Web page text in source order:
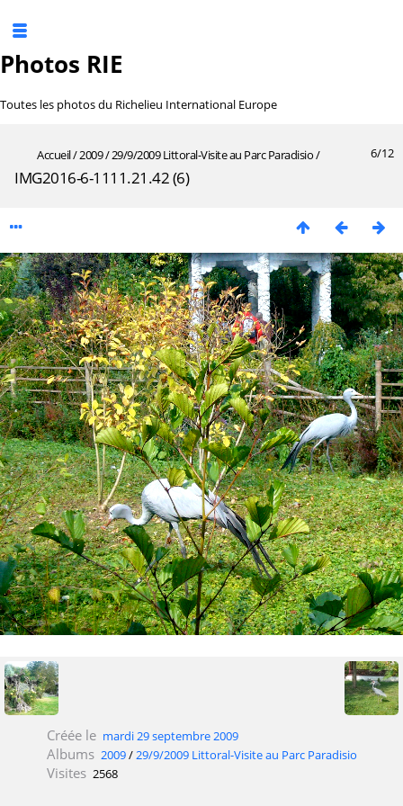
Photos RIE
Toutes les photos du Richelieu International Europe
6/12
Accueil/2009/29/9/2009 Littoral-Visite au Parc Paradisio/
IMG2016-6-1111.21.42 (6)
Créée le mardi 29 septembre 2009
Albums 2009/29/9/2009 Littoral-Visite au Parc Paradisio
Visites 2568